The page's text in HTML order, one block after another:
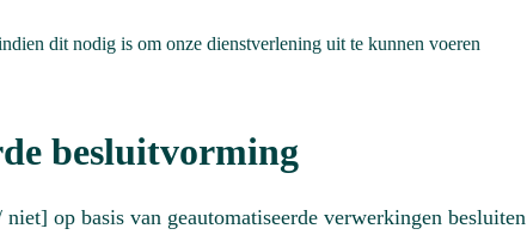
dit nodig is om onze dienstverlening uit te kunnen voeren
besluitvorming
op basis van geautomatiseerde verwerkingen besluiten